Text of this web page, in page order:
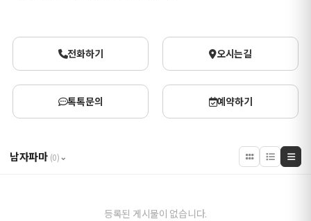
전화하기 오시는길
톡톡문의 예약하기
남자파마 (0)⌄
등록된 게시물이 없습니다.